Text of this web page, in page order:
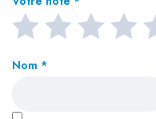
Nom *